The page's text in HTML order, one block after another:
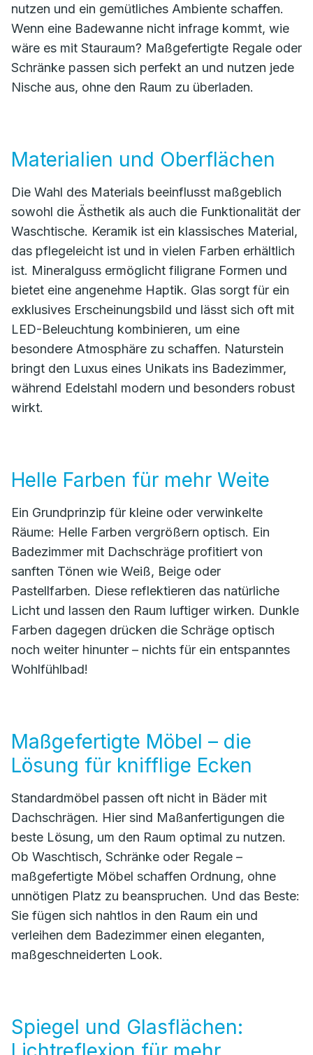
nutzen und ein gemütliches Ambiente schaffen.
Wenn eine Badewanne nicht infrage kommt, wie
wäre es mit Stauraum? Maßgefertigte Regale oder
Schränke passen sich perfekt an und nutzen jede
Nische aus, ohne den Raum zu überladen.
Materialien und Oberflächen
Die Wahl des Materials beeinflusst maßgeblich
sowohl die Ästhetik als auch die Funktionalität der
Waschtische. Keramik ist ein klassisches Material,
das pflegeleicht ist und in vielen Farben erhältlich
ist. Mineralguss ermöglicht filigrane Formen und
bietet eine angenehme Haptik. Glas sorgt für ein
exklusives Erscheinungsbild und lässt sich oft mit
LED-Beleuchtung kombinieren, um eine
besondere Atmosphäre zu schaffen. Naturstein
bringt den Luxus eines Unikats ins Badezimmer,
während Edelstahl modern und besonders robust
wirkt.
Helle Farben für mehr Weite
Ein Grundprinzip für kleine oder verwinkelte
Räume: Helle Farben vergrößern optisch. Ein
Badezimmer mit Dachschräge profitiert von
sanften Tönen wie Weiß, Beige oder
Pastellfarben. Diese reflektieren das natürliche
Licht und lassen den Raum luftiger wirken. Dunkle
Farben dagegen drücken die Schräge optisch
noch weiter hinunter – nichts für ein entspanntes
Wohlfühlbad!
Maßgefertigte Möbel – die
Lösung für knifflige Ecken
Standardmöbel passen oft nicht in Bäder mit
Dachschrägen. Hier sind Maßanfertigungen die
beste Lösung, um den Raum optimal zu nutzen.
Ob Waschtisch, Schränke oder Regale –
maßgefertigte Möbel schaffen Ordnung, ohne
unnötigen Platz zu beanspruchen. Und das Beste:
Sie fügen sich nahtlos in den Raum ein und
verleihen dem Badezimmer einen eleganten,
maßgeschneiderten Look.
Spiegel und Glasflächen: